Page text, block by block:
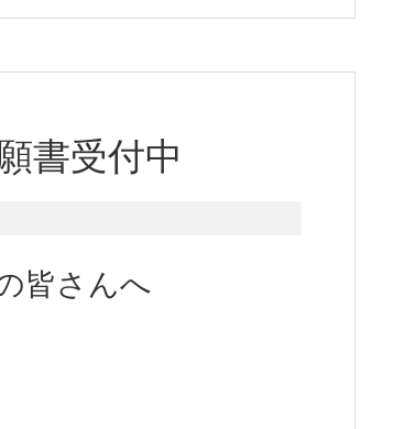
書受付中
皆さんへ